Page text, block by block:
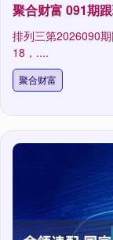
聚合财富 091期
排列三第2026090
18，....
聚合财富